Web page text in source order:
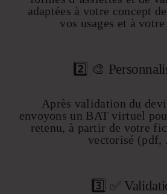
adaptées à votre concept
vos usages et à
2️⃣ 🎨
Après validation du
envoyons un BAT virtuel
retenu, à partir de votre
vectorisé (pdf,
3️⃣ ✅